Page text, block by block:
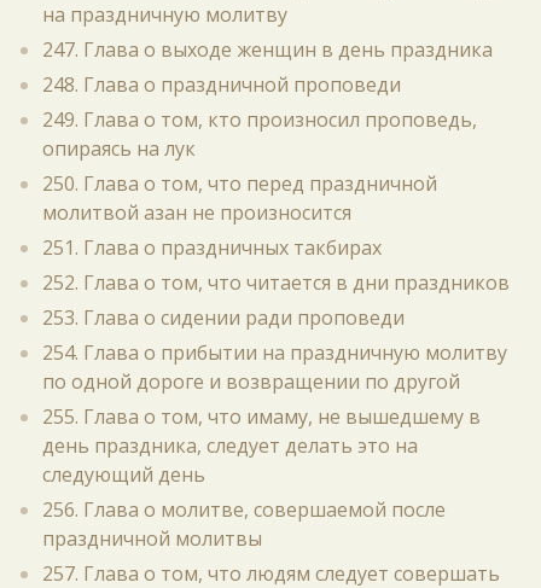
на праздничную молитву
247. Глава о выходе женщин в день праздника
248. Глава о праздничной проповеди
249. Глава о том, кто произносил проповедь,
опираясь на лук
250. Глава о том, что перед праздничной
молитвой азан не произносится
251. Глава о праздничных такбирах
252. Глава о том, что читается в дни праздников
253. Глава о сидении ради проповеди
254. Глава о прибытии на праздничную молитву
по одной дороге и возвращении по другой
255. Глава о том, что имаму, не вышедшему в
день праздника, следует делать это на
следующий день
256. Глава о молитве, совершаемой после
праздничной молитвы
257. Глава о том, что людям следует совершать